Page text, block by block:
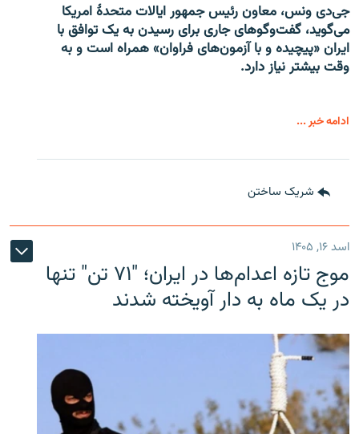
جی‌دی ونس، معاون رئیس جمهور ایالات متحدۀ امریکا
می‌گوید، گفت‌وگوهای جاری برای رسیدن به یک توافق با
ایران «پیچیده و با آزمون‌های فراوان» همراه است و به
وقت بیشتر نیاز دارد.
ادامه خبر ...
شریک ساختن
اسد ۱۶, ۱۴۰۵
موج تازه اعدام‌ها در ایران؛ "۷۱ تن" تنها
در یک ماه به دار آویخته شدند